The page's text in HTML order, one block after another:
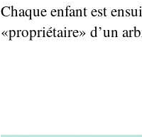
Chaque enfant est
«propriétaire» d’un